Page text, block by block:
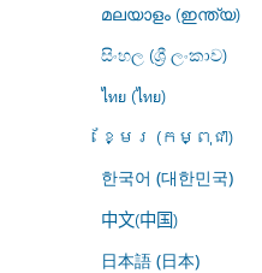
മലയാളം (ഇന്ത്യ)
සිංහල (ශ්‍රී ලංකාව)
ไทย (ไทย)
ខ្មែរ (កម្ពុជា)
한국어 (대한민국)
中文(中国)
日本語 (日本)